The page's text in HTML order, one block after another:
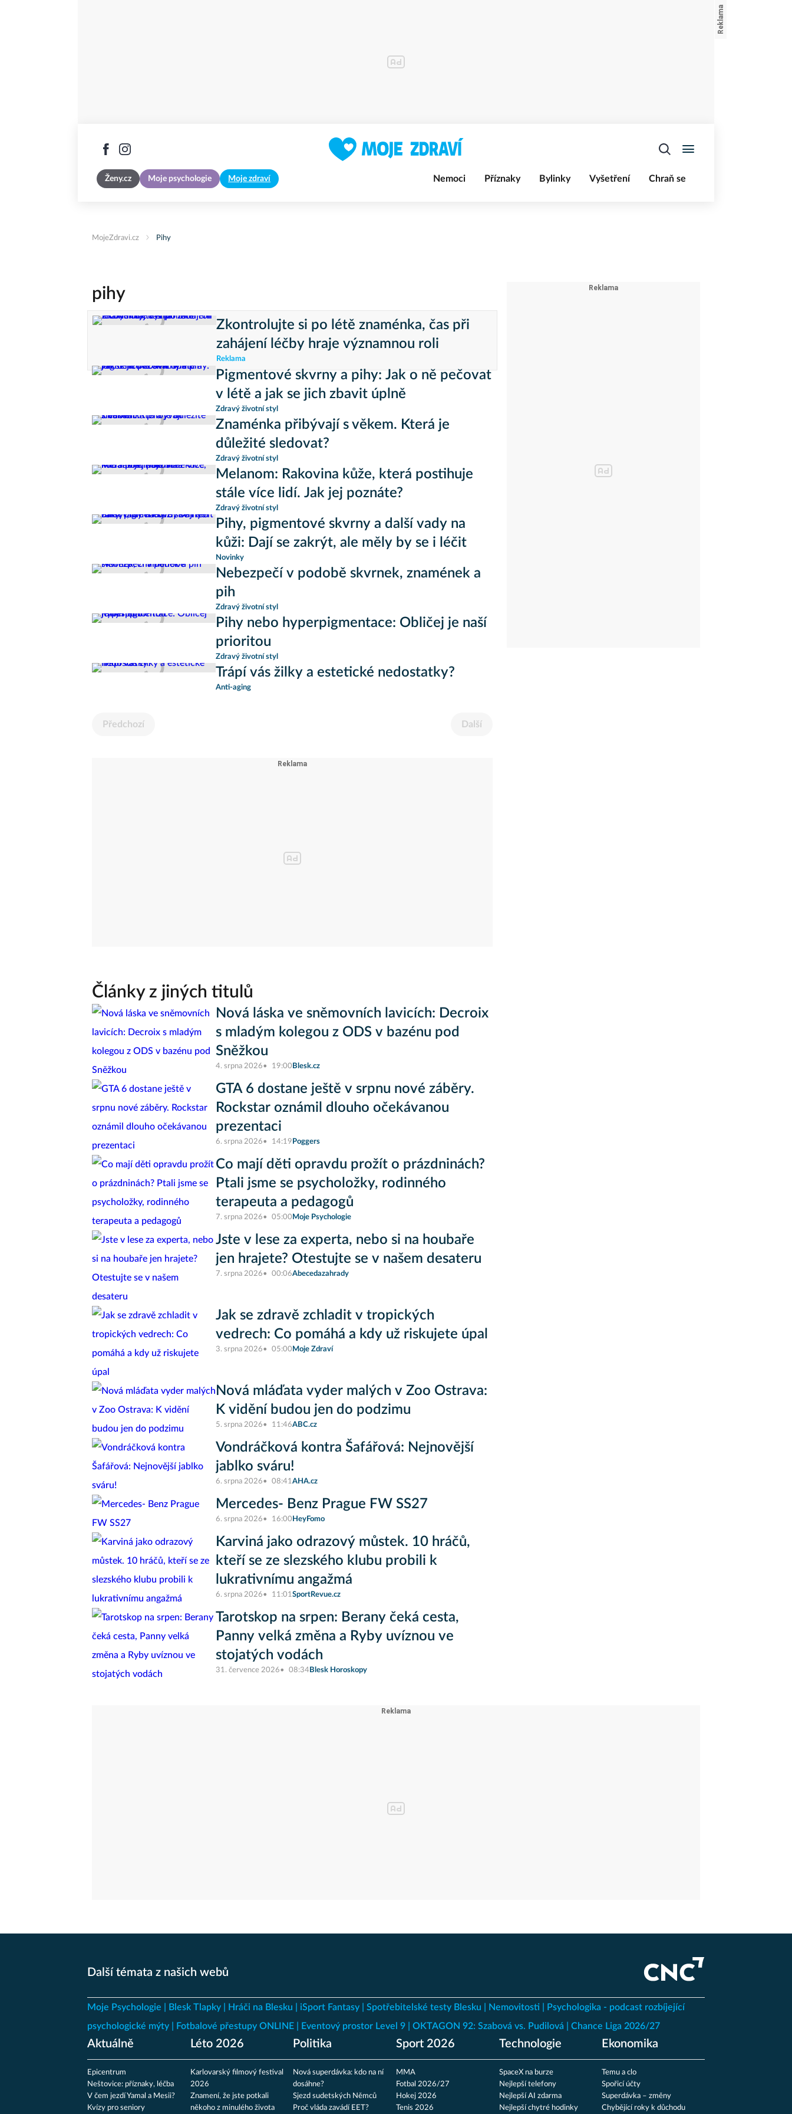
Ženy.cz Moje psychologie Moje zdraví Nemoci Příznaky Bylinky Vyšetření Chraň se
MojeZdravi.cz Pihy
pihy
Zkontrolujte si po létě znaménka, čas při
zahájení léčby hraje významnou roli
Reklama
Pigmentové skvrny a pihy: Jak o ně pečovat
v létě a jak se jich zbavit úplně
Zdravý životní styl
Znaménka přibývají s věkem. Která je
důležité sledovat?
Zdravý životní styl
Melanom: Rakovina kůže, která postihuje
stále více lidí. Jak jej poznáte?
Zdravý životní styl
Pihy, pigmentové skvrny a další vady na
kůži: Dají se zakrýt, ale měly by se i léčit
Novinky
Nebezpečí v podobě skvrnek, znamének a
pih
Zdravý životní styl
Pihy nebo hyperpigmentace: Obličej je naší
prioritou
Zdravý životní styl
Trápí vás žilky a estetické nedostatky?
Anti-aging
Předchozí Další
Články z jiných titulů
Nová láska ve sněmovních lavicích: Decroix
s mladým kolegou z ODS v bazénu pod
Sněžkou
4. srpna 2026 19:00 Blesk.cz
GTA 6 dostane ještě v srpnu nové záběry.
Rockstar oznámil dlouho očekávanou
prezentaci
6. srpna 2026 14:19 Poggers
Co mají děti opravdu prožít o prázdninách?
Ptali jsme se psycholožky, rodinného
terapeuta a pedagogů
7. srpna 2026 05:00 Moje Psychologie
Jste v lese za experta, nebo si na houbaře
jen hrajete? Otestujte se v našem desateru
7. srpna 2026 00:06Abecedazahrady
Jak se zdravě zchladit v tropických
vedrech: Co pomáhá a kdy už riskujete úpal
3. srpna 2026 05:00 Moje Zdraví
Nová mláďata vyder malých v Zoo Ostrava:
K vidění budou jen do podzimu
5. srpna 2026 11:46ABC.cz
Vondráčková kontra Šafářová: Nejnovější
jablko sváru!
6. srpna 2026 08:41AHA.cz
Mercedes- Benz Prague FW SS27
6. srpna 2026 16:00 HeyFomo
Karviná jako odrazový můstek. 10 hráčů,
kteří se ze slezského klubu probili k
lukrativnímu angažmá
6. srpna 2026 11:01SportRevue.cz
Tarotskop na srpen: Berany čeká cesta,
Panny velká změna a Ryby uvíznou ve
stojatých vodách
31. července 2026 08:34 Blesk Horoskopy
Další témata z našich webů
Moje Psychologie Blesk Tlapky Hráči na Blesku iSport Fantasy Spotřebitelské testy Blesku Nemovitosti
Psychologika - podcast rozbíjející
psychologické mýty
Fotbalové přestupy ONLINE Eventový prostor Level 9 OKTAGON 92: Szabová vs. Pudilová Chance Liga 2026/27
Aktuálně
Epicentrum
Neštovice: příznaky, léčba
V čem jezdí Yamal a Mesii?
Kvízy pro seniory
Léto 2026
Karlovarský filmový festival
2026
Znamení, že jste potkali
někoho z minulého života
Politika
Nová superdávka: kdo na ní
dosáhne?
Sjezd sudetských Němců
Proč vláda zavádí EET?
Sport 2026
MMA
Fotbal 2026/27
Hokej 2026
Tenis 2026
Technologie
SpaceX na burze
Nejlepší telefony
Nejlepší AI zdarma
Nejlepší chytré hodinky
Ekonomika
Temu a clo
Spořicí účty
Superdávka – změny
Chybějící roky k důchodu